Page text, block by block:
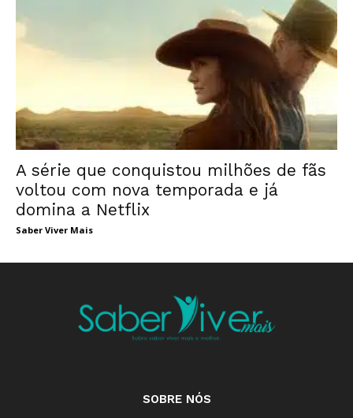
A série que conquistou milhões de fãs
voltou com nova temporada e já
domina a Netflix
Saber Viver Mais
SOBRE NÓS